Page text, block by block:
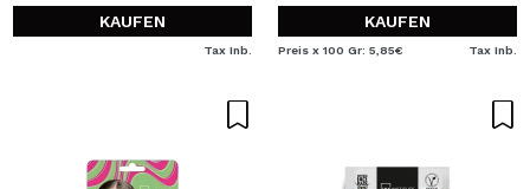
KAUFEN
Tax Inb.
KAUFEN
Preis x 100 Gr: 5,85€ Tax Inb.